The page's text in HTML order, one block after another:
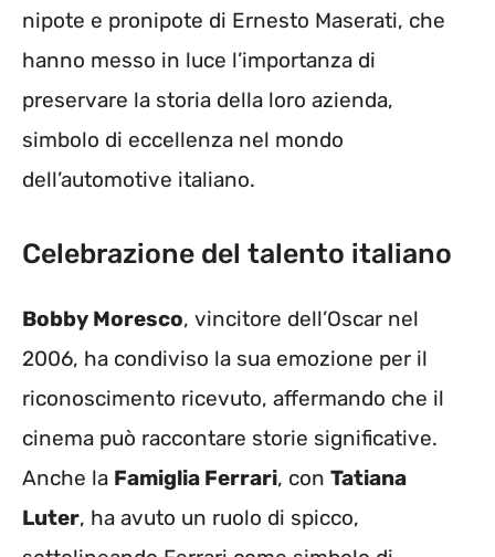
nipote e pronipote di Ernesto Maserati, che
hanno messo in luce l’importanza di
preservare la storia della loro azienda,
simbolo di eccellenza nel mondo
dell’automotive italiano.
Celebrazione del talento italiano
Bobby Moresco, vincitore dell’Oscar nel
2006, ha condiviso la sua emozione per il
riconoscimento ricevuto, affermando che il
cinema può raccontare storie significative.
Anche la Famiglia Ferrari, con Tatiana
Luter, ha avuto un ruolo di spicco,